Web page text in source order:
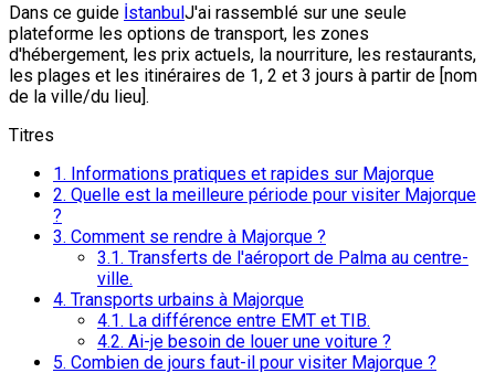
Dans ce guide İstanbulJ'ai rassemblé sur une seule
plateforme les options de transport, les zones
d'hébergement, les prix actuels, la nourriture, les restaurants,
les plages et les itinéraires de 1, 2 et 3 jours à partir de [nom
de la ville/du lieu].
Titres
1. Informations pratiques et rapides sur Majorque
2. Quelle est la meilleure période pour visiter Majorque
?
3. Comment se rendre à Majorque ?
3.1. Transferts de l'aéroport de Palma au centre-
ville.
4. Transports urbains à Majorque
4.1. La différence entre EMT et TIB.
4.2. Ai-je besoin de louer une voiture ?
5. Combien de jours faut-il pour visiter Majorque ?